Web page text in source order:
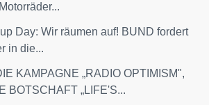
Day: Wir räumen auf! BUND fordert
in die...
KAMPAGNE „RADIO OPTIMISM",
BOTSCHAFT „LIFE'S...